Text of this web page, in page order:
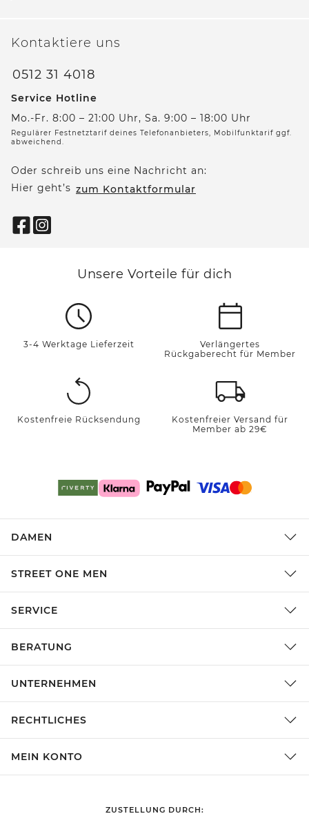
Kontaktiere uns
0512 31 4018
Service Hotline
Mo.-Fr. 8:00 – 21:00 Uhr, Sa. 9:00 – 18:00 Uhr
Regulärer Festnetztarif deines Telefonanbieters, Mobilfunktarif ggf.
abweichend.
Oder schreib uns eine Nachricht an:
Hier geht’s zum Kontaktformular
Unsere Vorteile für dich
3-4 Werktage Lieferzeit
Verlängertes
Rückgaberecht für Member
Kostenfreie Rücksendung
Kostenfreier Versand für
Member ab 29€
DAMEN
STREET ONE MEN
SERVICE
BERATUNG
UNTERNEHMEN
RECHTLICHES
MEIN KONTO
ZUSTELLUNG DURCH: